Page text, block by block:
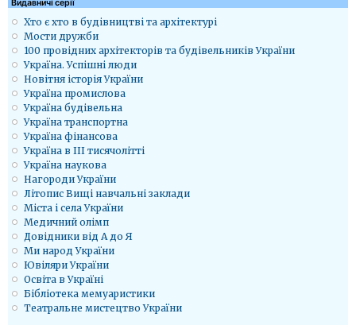
Видавничі серії
Хто є хто в будівництві та архітектурі
Мости дружби
100 провідних архітекторів та будівельників України
Україна. Успішні люди
Новітня історія України
Україна промислова
Україна будівельна
Україна транспортна
Україна фінансова
Україна в ІІІ тисячолітті
Україна наукова
Нагороди України
Літопис Вищі навчальні заклади
Міста і села України
Медичний олімп
Довідники від А до Я
Ми народ України
Ювіляри України
Освіта в Україні
Бібліотека мемуаристики
Театральне мистецтво України